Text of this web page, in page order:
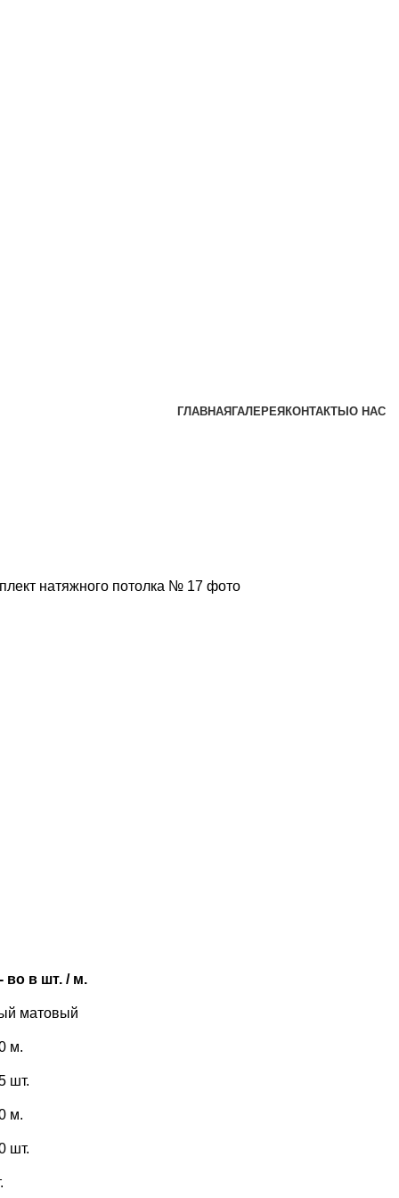
ГЛАВНАЯ ГАЛЕРЕЯ КОНТАКТЫ О НАС
во в шт. / м.
матовый
м.
шт.
м.
шт.